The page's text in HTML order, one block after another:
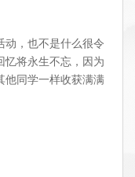
动，也不是什么很令
忆将永生不忘，因为
他同学一样收获满满